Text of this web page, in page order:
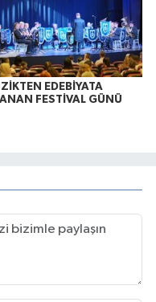
EDEBİYATA
FESTİVAL GÜNÜ